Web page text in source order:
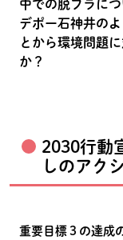
中での脱プラに
デポー石神井の
とから環境問題
か？
2030行動
しのアク
重要目標３の達成